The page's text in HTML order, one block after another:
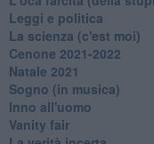
Leggi e politica
La scienza (c'est moi)
Cenone 2021-2022
Natale 2021
Sogno (in musica)
Inno all'uomo
Vanity fair